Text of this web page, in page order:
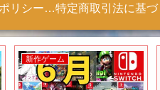
プライバシーポリシー 【Colorful Creation】
新作ゲーム